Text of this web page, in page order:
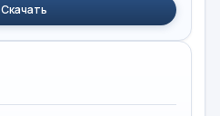
Скачать